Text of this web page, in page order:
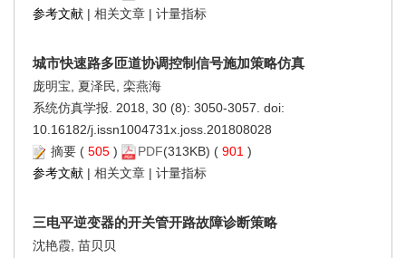
参考文献 | 相关文章 | 计量指标
城市快速路多匝道协调控制信号施加策略仿真
庞明宝, 夏泽民, 栾燕海
系统仿真学报. 2018, 30 (8): 3050-3057. doi:
10.16182/j.issn1004731x.joss.201808028
摘要 ( 505 ) PDF(313KB) ( 901 )
参考文献 | 相关文章 | 计量指标
三电平逆变器的开关管开路故障诊断策略
沈艳霞, 苗贝贝